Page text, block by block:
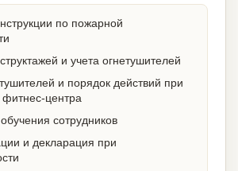
по пожарной
и учета огнетушителей
и порядок действий при
центра
сотрудников
и декларация при